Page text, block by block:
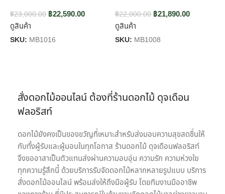
฿23,000.00 ฿22,590.00
ดูสินค้า
SKU: MB1016
฿22,000.00 ฿21,890.00
ดูสินค้า
SKU: MB1008
สั่งดอกไม้ออนไลน์ ต้องที่ร้านดอกไม้ ดุจเดือน
ฟลอริสท์
ดอกไม้ยังคงเป็นของขวัญที่เหมาะสำหรับส่งมอบความสุขสดชื่นให้
กับทั้งผู้รับและผู้มอบในทุกโอกาส ร้านดอกไม้ ดุจเดือนฟลอริสท์
จึงขออาสาเป็นตัวแทนส่งผ่านความอบอุ่น ความรัก ความห่วงใย
ทุกความรู้สึกนี้ ด้วยบริการรับจัดดอกไม้หลากหลายรูปแบบ บริการ
สั่งดอกไม้ออนไลน์ พร้อมส่งให้ถึงมือผู้รับ โดยทีมงานมืออาชีพ